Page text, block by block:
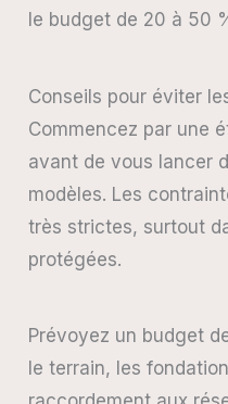
le budget de 20 à 50
Conseils pour éviter
Commencez par une
avant de vous lancer
modèles. Les
très strictes, surtout
protégées.
Prévoyez un budget
le terrain, les